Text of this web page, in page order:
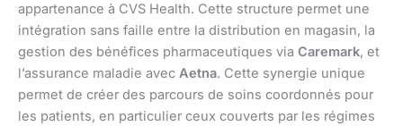
appartenance à CVS Health. Cette structure permet une
intégration sans faille entre la distribution en magasin, la
gestion des bénéfices pharmaceutiques via Caremark, et
l’assurance maladie avec Aetna. Cette synergie unique
permet de créer des parcours de soins coordonnés pour
les patients, en particulier ceux couverts par les régimes